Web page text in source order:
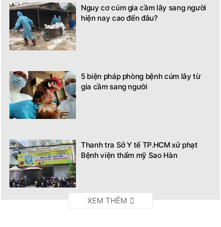
Nguy cơ cúm gia cầm lây sang người
hiện nay cao đến đâu?
5 biện pháp phòng bệnh cúm lây từ
gia cầm sang người
Thanh tra Sở Y tế TP.HCM xử phạt
Bệnh viện thẩm mỹ Sao Hàn